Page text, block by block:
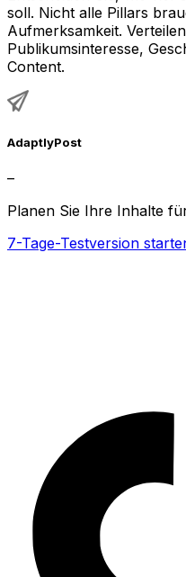
soll. Nicht alle Pillars
Aufmerksamkeit.
Publikumsinteresse,
Content.
AdaptlyPost
–
Planen Sie Ihre Inhalte
7-Tage-Testversion